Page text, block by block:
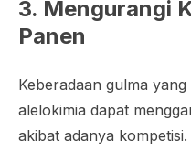
3. Mengurangi
Panen
Keberadaan gulma
alelokimia dapat
akibat adanya